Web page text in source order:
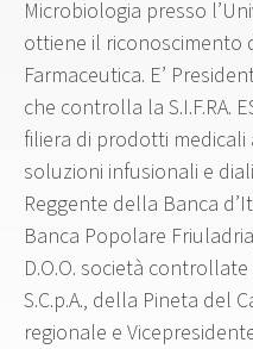
Microbiologia presso
ottiene il riconoscimento
Farmaceutica. E’
che controlla la S.I.F.RA.
filiera di prodotti
soluzioni infusionali e
Reggente della Banca
Banca Popolare
D.O.O. società
S.C.p.A., della Pineta del
regionale e